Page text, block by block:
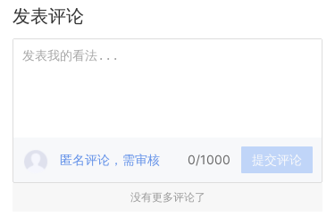
发表评论
匿名评论，需审核 0/1000 提交评论
没有更多评论了